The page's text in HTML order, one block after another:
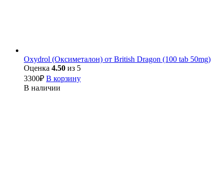
Oxydrol (Оксиметалон) от British Dragon (100 tab 50mg)
Оценка 4.50 из 5
3300₽ В корзину
В наличии